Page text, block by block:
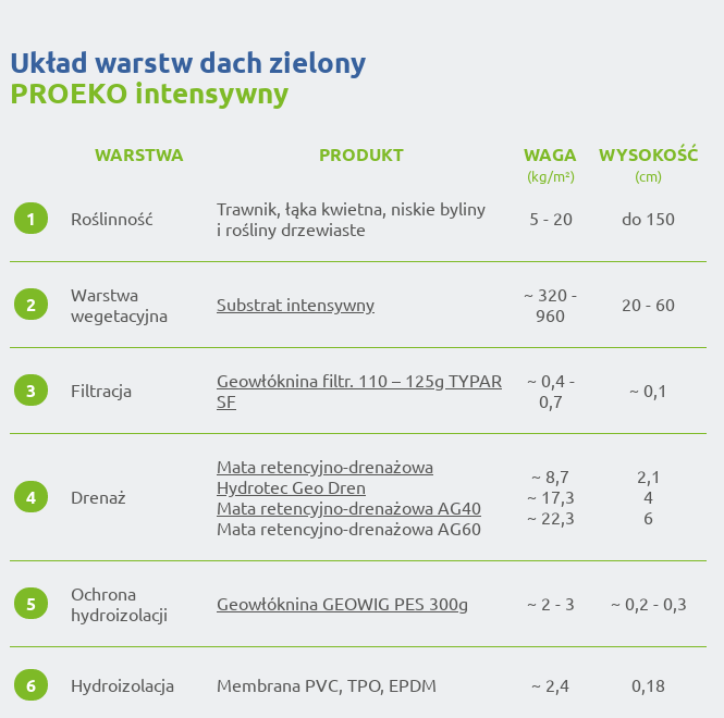
Układ warstw dach zielony
PROEKO intensywny
WARSTWA PRODUKT WAGA
(kg/m²)
WYSOKOŚĆ
(cm)
1 Roślinność
Trawnik, łąka kwietna, niskie byliny
i rośliny drzewiaste
5 - 20 do 150
2
Warstwa
wegetacyjna
Substrat intensywny
~ 320 -
960
20 - 60
3 Filtracja
Geowłóknina filtr. 110 – 125g TYPAR
SF
~ 0,4 -
0,7
~ 0,1
4 Drenaż
Mata retencyjno-drenażowa
Hydrotec Geo Dren
Mata retencyjno-drenażowa AG40
Mata retencyjno-drenażowa AG60
~ 8,7
~ 17,3
~ 22,3
2,1
4
6
5
Ochrona
hydroizolacji
Geowłóknina GEOWIG PES 300g ~ 2 - 3 ~ 0,2 - 0,3
6 Hydroizolacja Membrana PVC, TPO, EPDM ~ 2,4 0,18